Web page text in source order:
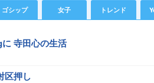
ゴシップ 女子 トレンド
寺田心の生活
区押し